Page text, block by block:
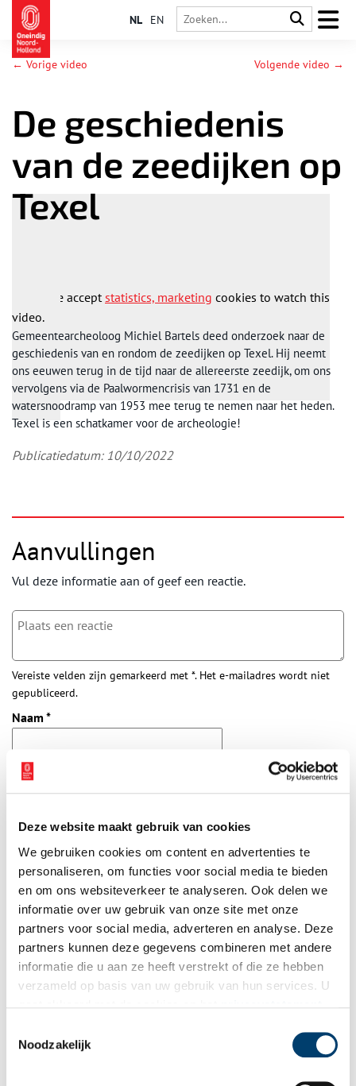
Deze website maakt gebruik van cookies
We gebruiken cookies om content en advertenties te
personaliseren, om functies voor social media te bieden
en om ons websiteverkeer te analyseren. Ook delen we
informatie over uw gebruik van onze site met onze
partners voor social media, adverteren en analyse. Deze
partners kunnen deze gegevens combineren met andere
informatie die u aan ze heeft verstrekt of die ze hebben
verzameld op basis van uw gebruik van hun services. U
Noodzakelijk
NL EN
← Vorige video Volgende video →
De geschiedenis
van de zeedijken op
Texel
Please acceptstatistics, marketing cookies to watch this
video.
Gemeentearcheoloog Michiel Bartels deed onderzoek naar de
geschiedenis van en rondom de zeedijken op Texel. Hij neemt
ons eeuwen terug in de tijd naar de allereerste zeedijk, om ons
vervolgens via de Paalwormencrisis van 1731 en de
watersnoodramp van 1953 mee terug te nemen naar het heden.
Texel is een schatkamer voor de archeologie!
Publicatiedatum: 10/10/2022
Aanvullingen
Vul deze informatie aan of geef een reactie.
Vereiste velden zijn gemarkeerd met *. Het e-mailadres wordt niet
gepubliceerd.
Naam *
E-mail
Vink dit aan als u op de hoogte gehouden wil worden.
Bekijk meer video's